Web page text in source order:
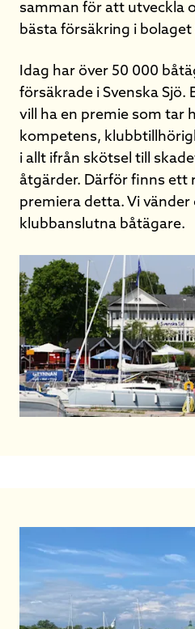
samman för att utveckla
bästa försäkring i bolaget
Idag har över 50 000
försäkrade i Svenska
vill ha en premie som tar
kompetens,
i allt ifrån skötsel till
åtgärder. Därför finns
premiera detta. Vi
klubbanslutna båtägare.